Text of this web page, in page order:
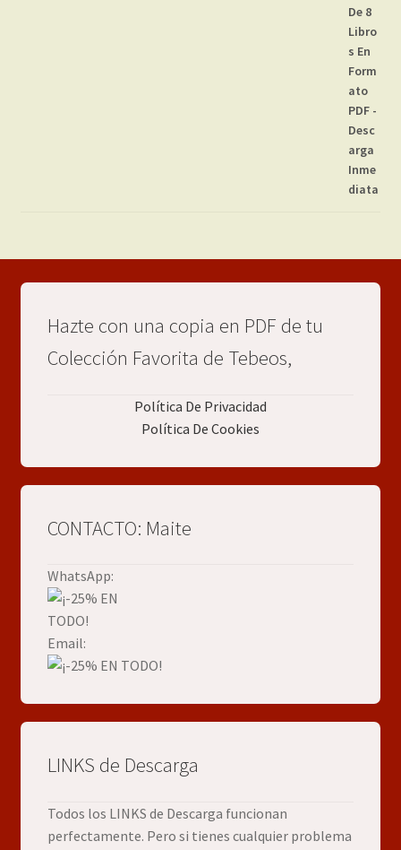
Hazte con una copia en PDF de tu
Colección Favorita de Tebeos,
Política De Privacidad
Política De Cookies
CONTACTO: Maite
WhatsApp:
Email:
LINKS de Descarga
Todos los LINKS de Descarga funcionan
perfectamente. Pero si tienes cualquier problema